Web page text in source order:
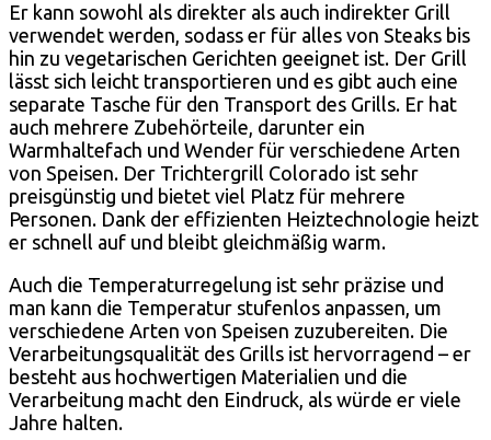
Er kann sowohl als direkter als auch indirekter Grill
verwendet werden, sodass er für alles von Steaks bis
hin zu vegetarischen Gerichten geeignet ist. Der Grill
lässt sich leicht transportieren und es gibt auch eine
separate Tasche für den Transport des Grills. Er hat
auch mehrere Zubehörteile, darunter ein
Warmhaltefach und Wender für verschiedene Arten
von Speisen. Der Trichtergrill Colorado ist sehr
preisgünstig und bietet viel Platz für mehrere
Personen. Dank der effizienten Heiztechnologie heizt
er schnell auf und bleibt gleichmäßig warm.
Auch die Temperaturregelung ist sehr präzise und
man kann die Temperatur stufenlos anpassen, um
verschiedene Arten von Speisen zuzubereiten. Die
Verarbeitungsqualität des Grills ist hervorragend – er
besteht aus hochwertigen Materialien und die
Verarbeitung macht den Eindruck, als würde er viele
Jahre halten.